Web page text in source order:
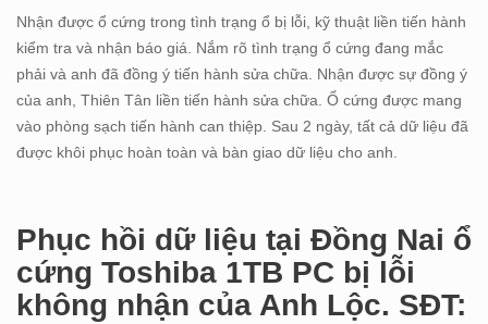
Nhận được ổ cứng trong tình trạng ổ bị lỗi, kỹ thuật liền tiến hành
kiểm tra và nhận báo giá. Nắm rõ tình trạng ổ cứng đang mắc
phải và anh đã đồng ý tiến hành sửa chữa. Nhận được sự đồng ý
của anh, Thiên Tân liền tiến hành sửa chữa. Ổ cứng được mang
vào phòng sạch tiến hành can thiệp. Sau 2 ngày, tất cả dữ liệu đã
được khôi phục hoàn toàn và bàn giao dữ liệu cho anh.
Phục hồi dữ liệu tại Đồng Nai ổ
cứng Toshiba 1TB PC bị lỗi
không nhận của Anh Lộc. SĐT: